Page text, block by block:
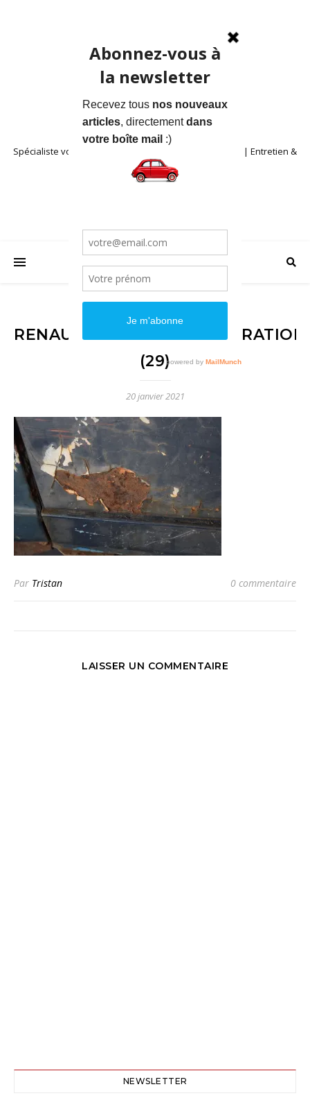
Spécialiste voitures anciennes en Provence | Location | Entretien &
Restauration | Blog
RENAULT_4L_1964_RESTAURATION
(29)
20 janvier 2021
Par Tristan 0 commentaire
LAISSER UN COMMENTAIRE
NEWSLETTER